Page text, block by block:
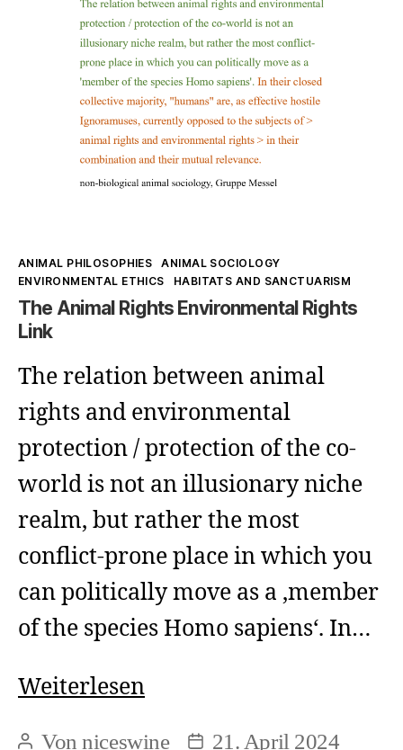
infighting
against
Animal
Objectification
Kategorien
ANIMAL PHILOSOPHIES
ANIMAL SOCIOLOGY
ENVIRONMENTAL ETHICS
HABITATS AND SANCTUARISM
The Animal Rights Environmental Rights
Link
The relation between animal
rights and environmental
protection / protection of the co-
world is not an illusionary niche
realm, but rather the most
conflict-prone place in which you
can politically move as a ‚member
of the species Homo sapiens‘. In…
WeiterlesenThe
Vonniceswine 21. April 2024